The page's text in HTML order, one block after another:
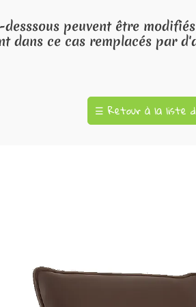
par le fabricant à tout